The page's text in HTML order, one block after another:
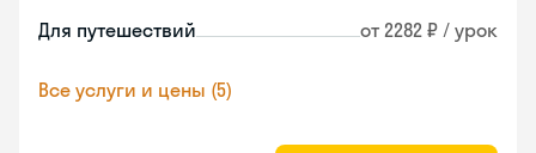
Для путешествий от 2282 ₽ / урок
Все услуги и цены (5)